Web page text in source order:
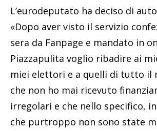
L’eurodeputato ha deciso di
«Dopo aver visto il servizio
sera da Fanpage e mandato in
Piazzapulita voglio ribadire ai
miei elettori e a quelli di tutto il
che non ho mai ricevuto
irregolari e che nello specifico,
che purtroppo non sono state